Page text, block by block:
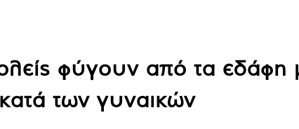
φύγουν από τα εδάφη
των γυναικών